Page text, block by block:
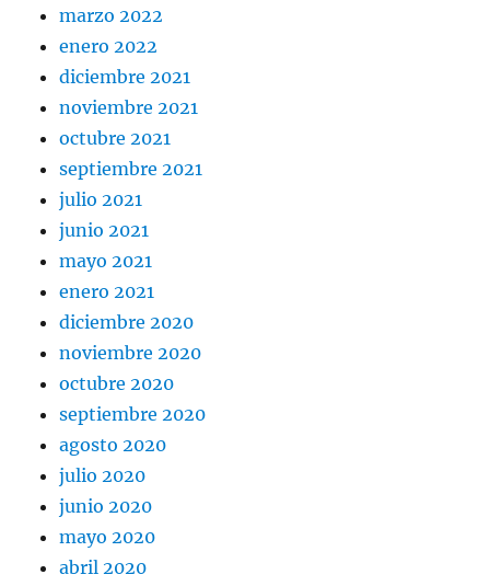
marzo 2022
enero 2022
diciembre 2021
noviembre 2021
octubre 2021
septiembre 2021
julio 2021
junio 2021
mayo 2021
enero 2021
diciembre 2020
noviembre 2020
octubre 2020
septiembre 2020
agosto 2020
julio 2020
junio 2020
mayo 2020
abril 2020